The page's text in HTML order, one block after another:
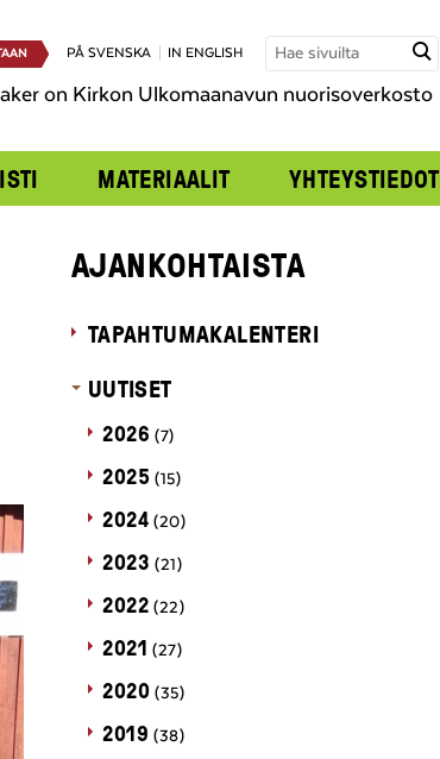
PÅ SVENSKA IN ENGLISH
on Kirkon Ulkomaanavun nuorisoverkosto
MATERIAALIT YHTEYSTIEDOT
AJANKOHTAISTA
TAPAHTUMAKALENTERI
UUTISET
2026 (7)
2025 (15)
2024 (20)
2023 (21)
2022 (22)
2021 (27)
2020 (35)
2019 (38)